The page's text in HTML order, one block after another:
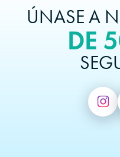
ÚNASE A
DE